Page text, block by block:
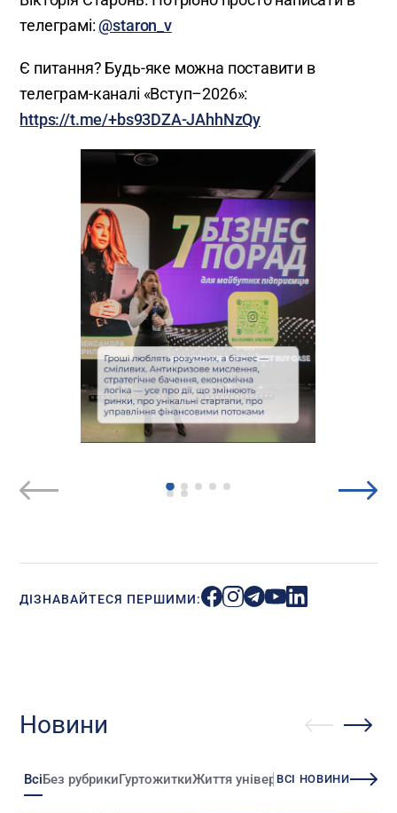
телеграмі:@staron_v
Є питання? Будь-яке можна поставити в
телеграм-каналі «Вступ–2026»:
https://t.me/+bs93DZA-JAhhNzQy
ДІЗНАВАЙТЕСЯ ПЕРШИМИ:
Новини
ВсіБез рубрикиГуртожиткиЖиття університетуЗміни
ВСІ НОВИНИ